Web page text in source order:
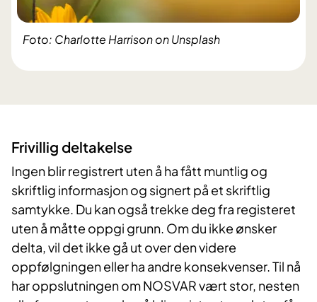
Foto: Charlotte Harrison on Unsplash
Frivillig deltakelse
Ingen blir registrert uten å ha fått muntlig og
skriftlig informasjon og signert på et skriftlig
samtykke. Du kan også trekke deg fra registeret
uten å måtte oppgi grunn. Om du ikke ønsker
delta, vil det ikke gå ut over den videre
oppfølgningen eller ha andre konsekvenser. Til nå
har oppslutningen om NOSVAR vært stor, nesten